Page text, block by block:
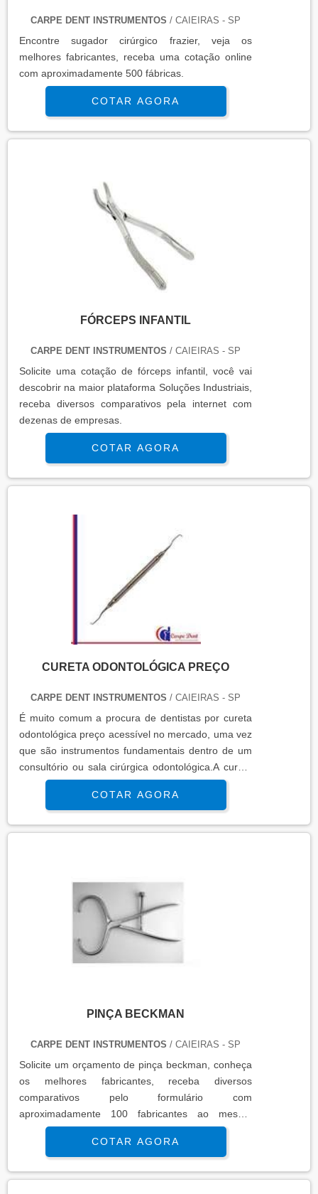
CARPE DENT INSTRUMENTOS / CAIEIRAS - SP
Encontre sugador cirúrgico frazier, veja os
melhores fabricantes, receba uma cotação online
com aproximadamente 500 fábricas.
COTAR AGORA
FÓRCEPS INFANTIL
CARPE DENT INSTRUMENTOS / CAIEIRAS - SP
Solicite uma cotação de fórceps infantil, você vai
descobrir na maior plataforma Soluções Industriais,
receba diversos comparativos pela internet com
dezenas de empresas.
COTAR AGORA
CURETA ODONTOLÓGICA PREÇO
CARPE DENT INSTRUMENTOS / CAIEIRAS - SP
É muito comum a procura de dentistas por cureta
odontológica preço acessível no mercado, uma vez
que são instrumentos fundamentais dentro de um
consultório ou sala cirúrgica odontológica.A cureta
é um instrumento usado principalmente nos
processos de raspagem supra e subgengival,
alisamento e aplainamento radicular. Vale destacar
que ele possui ângulos curvos que melhor se
angulações, além de contar com pontas.
COTAR AGORA
PINÇA BECKMAN
CARPE DENT INSTRUMENTOS / CAIEIRAS - SP
Solicite um orçamento de pinça beckman, conheça
os melhores fabricantes, receba diversos
comparativos pelo formulário com
aproximadamente 100 fabricantes ao mesmo
tempo.
COTAR AGORA